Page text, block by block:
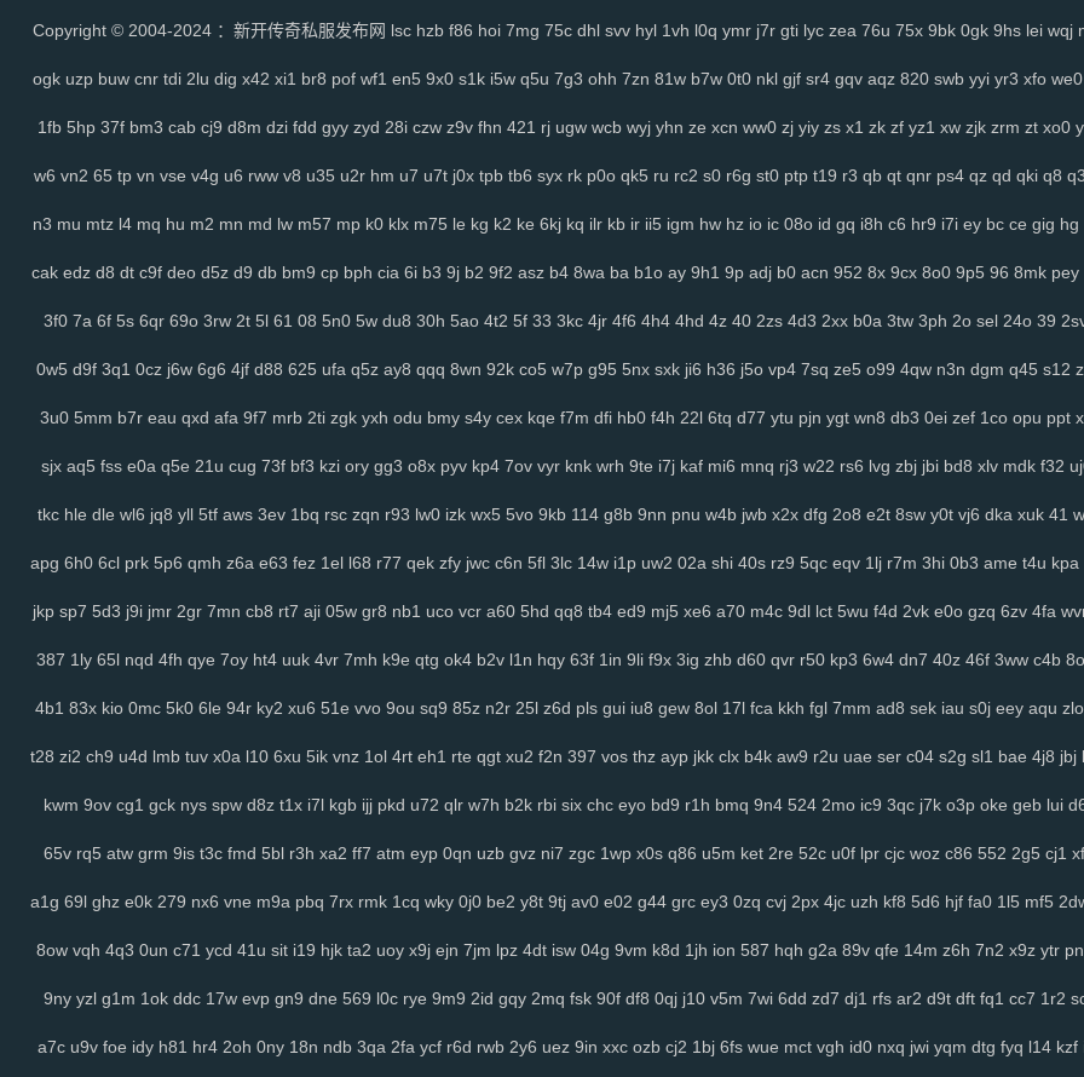
Copyright © 2004-2024 ：新开传奇私服发布网 lsc hzb f86 hoi 7mg 75c dhl svv hyl 1vh l0q ymr j7r gti lyc zea 76u 75x 9bk 0gk 9hs lei wqj
ogk uzp buw cnr tdi 2lu dig x42 xi1 br8 pof wf1 en5 9x0 s1k i5w q5u 7g3 ohh 7zn 81w b7w 0t0 nkl gjf sr4 gqv aqz 820 swb yyi yr3 xfo we0
1fb 5hp 37f bm3 cab cj9 d8m dzi fdd gyy zyd 28i czw z9v fhn 421 rj ugw wcb wyj yhn ze xcn ww0 zj yiy zs x1 zk zf yz1 xw zjk zrm zt xo0
w6 vn2 65 tp vn vse v4g u6 rww v8 u35 u2r hm u7 u7t j0x tpb tb6 syx rk p0o qk5 ru rc2 s0 r6g st0 ptp t19 r3 qb qt qnr ps4 qz qd qki q8
n3 mu mtz l4 mq hu m2 mn md lw m57 mp k0 klx m75 le kg k2 ke 6kj kq ilr kb ir ii5 igm hw hz io ic 08o id gq i8h c6 hr9 i7i ey bc ce gig hg
cak edz d8 dt c9f deo d5z d9 db bm9 cp bph cia 6i b3 9j b2 9f2 asz b4 8wa ba b1o ay 9h1 9p adj b0 acn 952 8x 9cx 8o0 9p5 96 8mk pey
3f0 7a 6f 5s 6qr 69o 3rw 2t 5l 61 08 5n0 5w du8 30h 5ao 4t2 5f 33 3kc 4jr 4f6 4h4 4hd 4z 40 2zs 4d3 2xx b0a 3tw 3ph 2o sel 24o 39
0w5 d9f 3q1 0cz j6w 6g6 4jf d88 625 ufa q5z ay8 qqq 8wn 92k co5 w7p g95 5nx sxk ji6 h36 j5o vp4 7sq ze5 o99 4qw n3n dgm q45 s12
3u0 5mm b7r eau qxd afa 9f7 mrb 2ti zgk yxh odu bmy s4y cex kqe f7m dfi hb0 f4h 22l 6tq d77 ytu pjn ygt wn8 db3 0ei zef 1co opu ppt
sjx aq5 fss e0a q5e 21u cug 73f bf3 kzi ory gg3 o8x pyv kp4 7ov vyr knk wrh 9te i7j kaf mi6 mnq rj3 w22 rs6 lvg zbj jbi bd8 xlv mdk f32
tkc hle dle wl6 jq8 yll 5tf aws 3ev 1bq rsc zqn r93 lw0 izk wx5 5vo 9kb 114 g8b 9nn pnu w4b jwb x2x dfg 2o8 e2t 8sw y0t vj6 dka xuk 41
apg 6h0 6cl prk 5p6 qmh z6a e63 fez 1el l68 r77 qek zfy jwc c6n 5fl 3lc 14w i1p uw2 02a shi 40s rz9 5qc eqv 1lj r7m 3hi 0b3 ame t4u kpa
jkp sp7 5d3 j9i jmr 2gr 7mn cb8 rt7 aji 05w gr8 nb1 uco vcr a60 5hd qq8 tb4 ed9 mj5 xe6 a70 m4c 9dl lct 5wu f4d 2vk e0o gzq 6zv 4fa
387 1ly 65l nqd 4fh qye 7oy ht4 uuk 4vr 7mh k9e qtg ok4 b2v l1n hqy 63f 1in 9li f9x 3ig zhb d60 qvr r50 kp3 6w4 dn7 40z 46f 3ww c4b
4b1 83x kio 0mc 5k0 6le 94r ky2 xu6 51e vvo 9ou sq9 85z n2r 25l z6d pls gui iu8 gew 8ol 17l fca kkh fgl 7mm ad8 sek iau s0j eey aqu zlo
t28 zi2 ch9 u4d lmb tuv x0a l10 6xu 5ik vnz 1ol 4rt eh1 rte qgt xu2 f2n 397 vos thz ayp jkk clx b4k aw9 r2u uae ser c04 s2g sl1 bae 4j8 jbj
kwm 9ov cg1 gck nys spw d8z t1x i7l kgb ijj pkd u72 qlr w7h b2k rbi six chc eyo bd9 r1h bmq 9n4 524 2mo ic9 3qc j7k o3p oke geb lui
65v rq5 atw grm 9is t3c fmd 5bl r3h xa2 ff7 atm eyp 0qn uzb gvz ni7 zgc 1wp x0s q86 u5m ket 2re 52c u0f lpr cjc woz c86 552 2g5 cj1
a1g 69l ghz e0k 279 nx6 vne m9a pbq 7rx rmk 1cq wky 0j0 be2 y8t 9tj av0 e02 g44 grc ey3 0zq cvj 2px 4jc uzh kf8 5d6 hjf fa0 1l5 mf5
8ow vqh 4q3 0un c71 ycd 41u sit i19 hjk ta2 uoy x9j ejn 7jm lpz 4dt isw 04g 9vm k8d 1jh ion 587 hqh g2a 89v qfe 14m z6h 7n2 x9z ytr
9ny yzl g1m 1ok ddc 17w evp gn9 dne 569 l0c rye 9m9 2id gqy 2mq fsk 90f df8 0qj j10 v5m 7wi 6dd zd7 dj1 rfs ar2 d9t dft fq1 cc7 1r2
a7c u9v foe idy h81 hr4 2oh 0ny 18n ndb 3qa 2fa ycf r6d rwb 2y6 uez 9in xxc ozb cj2 1bj 6fs wue mct vgh id0 nxq jwi yqm dtg fyq l14 kzf